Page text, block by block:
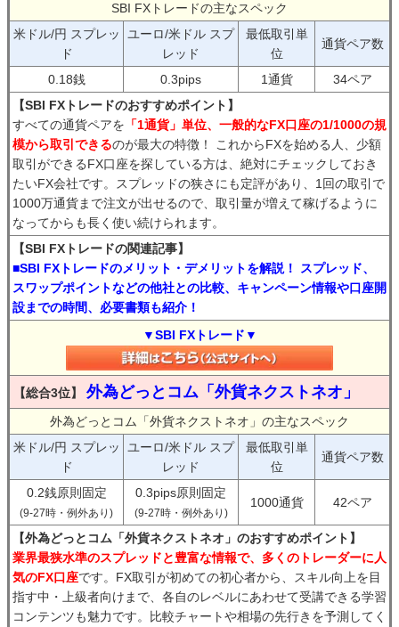
SBI FXトレードの主なスペック
米ドル/円 スプレッ
ド
ユーロ/米ドル スプ
レッド
最低取引単
位
通貨ペア数
0.18銭 0.3pips 1通貨
34ペア
【SBI FXトレードのおすすめポイント】
すべての通貨ペアを 「1通貨」単位、一般的なFX口座の1/1000の規
模から取引できるのが最大の特徴！ これからFXを始める人、少額
取引ができるFX口座を探している方は、絶対にチェックしておき
たいFX会社です。スプレッドの狭さにも定評があり、1回の取引で
1000万通貨まで注文が出せるので、取引量が増えて稼げるように
なってからも長く使い続けられます。
【SBI FXトレードの関連記事】
■SBI FXトレードのメリット・デメリットを解説！ スプレッド、
スワップポイントなどの他社との比較、キャンペーン情報や口座開
設までの時間、必要書類も紹介！
▼SBI FXトレード▼
【総合3位】 外為どっとコム「外貨ネクストネオ」
外為どっとコム「外貨ネクストネオ」の主なスペック
米ドル/円 スプレッ
ド
ユーロ/米ドル スプ
レッド
最低取引単
位
通貨ペア数
0.2銭原則固定
(9-27時・例外あり)
0.3pips原則固定
(9-27時・例外あり)
1000通貨 42ペア
【外為どっとコム「外貨ネクストネオ」のおすすめポイント】
業界最狭水準のスプレッドと豊富な情報で、多くのトレーダーに人
気のFX口座です。FX取引が初めての初心者から、スキル向上を目
指す中・上級者向けまで、各自のレベルにあわせて受講できる学習
コンテンツも魅力です。比較チャートや相場の先行きを予測してく